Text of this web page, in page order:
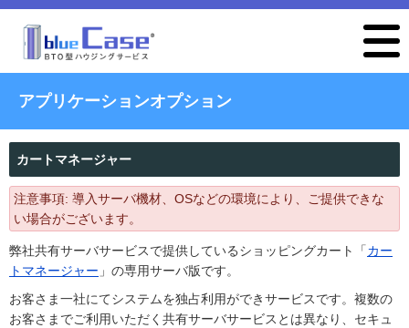
アプリケーションオプション
カートマネージャー
注意事項: 導入サーバ機材、OSなどの環境により、ご提供できな
い場合がございます。
弊社共有サーバサービスで提供しているショッピングカート「カー
トマネージャー 」の専用サーバ版です。
お客さま一社にてシステムを独占利用ができサービスです。複数の
お客さまでご利用いただく共有サーバサービスとは異なり、セキュ